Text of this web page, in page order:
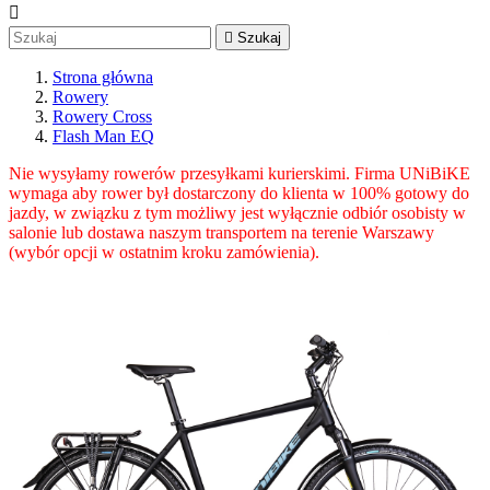

 Szukaj
Strona główna
Rowery
Rowery Cross
Flash Man EQ
Nie wysyłamy rowerów przesyłkami kurierskimi. Firma UNiBiKE
wymaga aby rower był dostarczony do klienta w 100% gotowy do
jazdy, w związku z tym możliwy jest wyłącznie odbiór osobisty w
salonie lub dostawa naszym transportem na terenie Warszawy
(wybór opcji w ostatnim kroku zamówienia).